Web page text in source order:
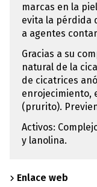
marcas en la
evita la pérdida
a agentes
Gracias a su
natural de la
de cicatrices
enrojecimiento,
(prurito).
Activos:
y lanolina.
Enlace web